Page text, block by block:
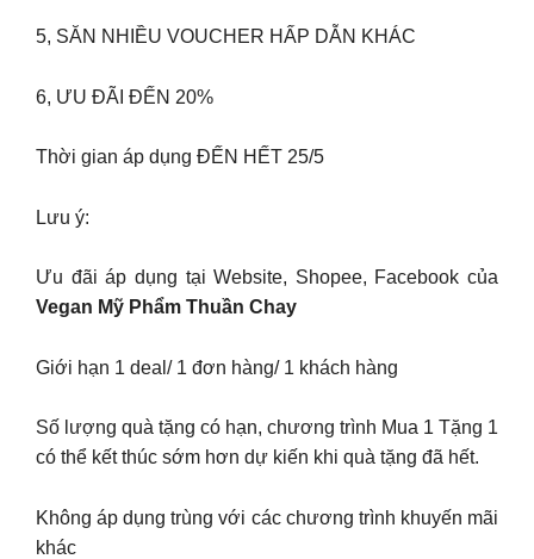
5, SĂN NHIỀU VOUCHER HẤP DẪN KHÁC
6, ƯU ĐÃI ĐẾN 20%
Thời gian áp dụng ĐẾN HẾT 25/5
Lưu ý:
Ưu đãi áp dụng tại Website, Shopee, Facebook của
Vegan Mỹ Phẩm Thuần Chay
Giới hạn 1 deal/ 1 đơn hàng/ 1 khách hàng
Số lượng quà tặng có hạn, chương trình Mua 1 Tặng 1
có thể kết thúc sớm hơn dự kiến khi quà tặng đã hết.
Không áp dụng trùng với các chương trình khuyến mãi
khác